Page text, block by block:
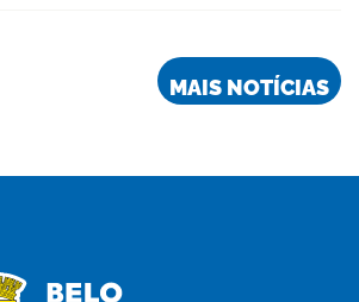
MAIS NOTÍCIAS